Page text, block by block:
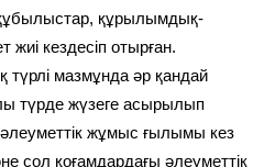
құрылымдық-
кездесіп отырған.
түрлі мазмұнда әр қандай
түрде жүзеге асырылып
жұмыс ғылымы кез
сол қоғамдардағы әлеуметтік